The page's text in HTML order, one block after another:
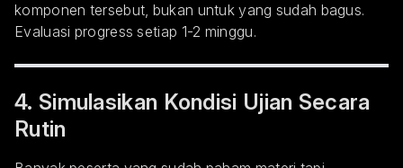
komponen tersebut, bukan untuk yang sudah bagus.
Evaluasi progress setiap 1-2 minggu.
4. Simulasikan Kondisi Ujian Secara
Rutin